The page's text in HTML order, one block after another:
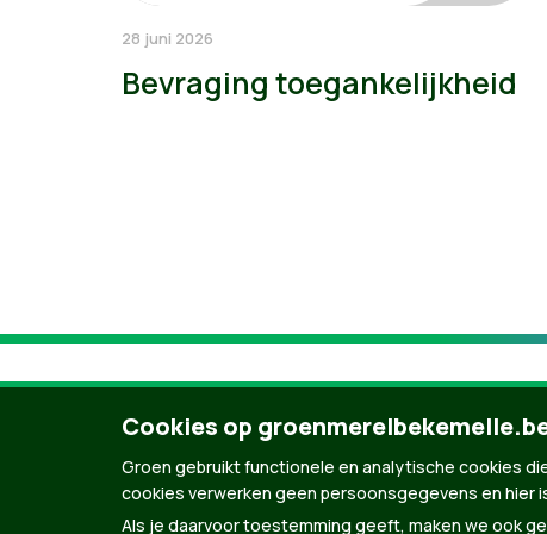
28 juni 2026
Bevraging toegankelijkheid
Cookies op
Groen gebruikt functionele en analytische cookies
cookies verwerken geen persoonsgegevens en hier
Als je daarvoor toestemming geeft, maken we ook